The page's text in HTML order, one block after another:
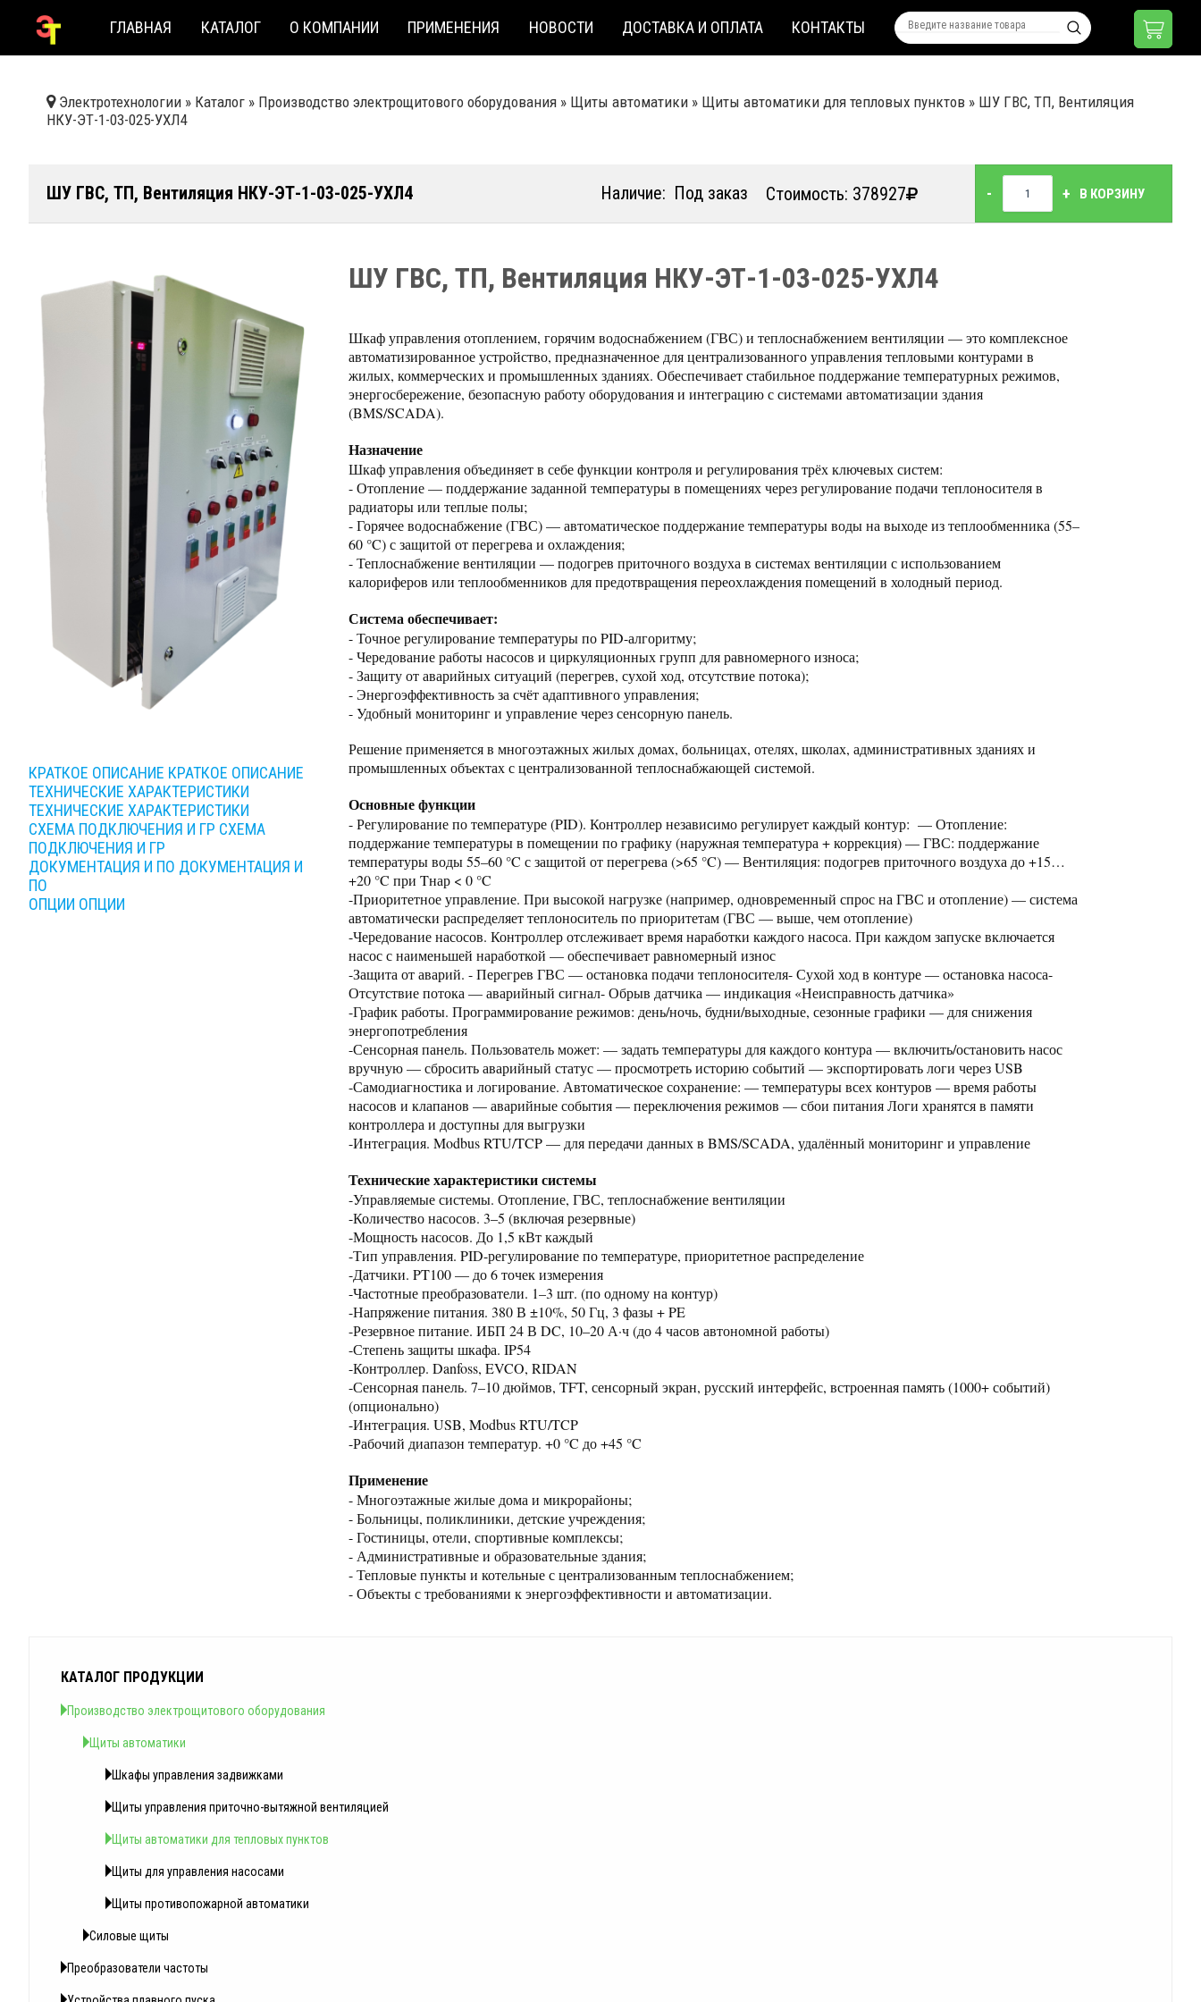
ГЛАВНАЯ КАТАЛОГ О КОМПАНИИ ПРИМЕНЕНИЯ НОВОСТИ ДОСТАВКА И ОПЛАТА КОНТАКТЫ
Электротехнологии » Каталог » Производство электрощитового оборудования » Щиты автоматики » Щиты автоматики для тепловых пунктов » ШУ ГВС, ТП, Вентиляция
НКУ-ЭТ-1-03-025-УХЛ4
ШУ ГВС, ТП, Вентиляция НКУ-ЭТ-1-03-025-УХЛ4 Наличие: Под заказ Стоимость: 378927 - + В КОРЗИНУ
КРАТКОЕ ОПИСАНИЕ КРАТКОЕ ОПИСАНИЕ
ТЕХНИЧЕСКИЕ ХАРАКТЕРИСТИКИ
ТЕХНИЧЕСКИЕ ХАРАКТЕРИСТИКИ
СХЕМА ПОДКЛЮЧЕНИЯ И ГР СХЕМА
ПОДКЛЮЧЕНИЯ И ГР
ДОКУМЕНТАЦИЯ И ПО ДОКУМЕНТАЦИЯ И
ПО
ОПЦИИ ОПЦИИ
ШУ ГВС, ТП, Вентиляция НКУ-ЭТ-1-03-025-УХЛ4
Шкаф управления отоплением, горячим водоснабжением (ГВС) и теплоснабжением вентиляции — это комплексное
автоматизированное устройство, предназначенное для централизованного управления тепловыми контурами в
жилых, коммерческих и промышленных зданиях. Обеспечивает стабильное поддержание температурных режимов,
энергосбережение, безопасную работу оборудования и интеграцию с системами автоматизации здания
(BMS/SCADA).
Назначение
Шкаф управления объединяет в себе функции контроля и регулирования трёх ключевых систем:
- Отопление — поддержание заданной температуры в помещениях через регулирование подачи теплоносителя в
радиаторы или теплые полы;
- Горячее водоснабжение (ГВС) — автоматическое поддержание температуры воды на выходе из теплообменника (55–
60 °C) с защитой от перегрева и охлаждения;
- Теплоснабжение вентиляции — подогрев приточного воздуха в системах вентиляции с использованием
калориферов или теплообменников для предотвращения переохлаждения помещений в холодный период.
Система обеспечивает:
- Точное регулирование температуры по PID-алгоритму;
- Чередование работы насосов и циркуляционных групп для равномерного износа;
- Защиту от аварийных ситуаций (перегрев, сухой ход, отсутствие потока);
- Энергоэффективность за счёт адаптивного управления;
- Удобный мониторинг и управление через сенсорную панель.
Решение применяется в многоэтажных жилых домах, больницах, отелях, школах, административных зданиях и
промышленных объектах с централизованной теплоснабжающей системой.
Основные функции
- Регулирование по температуре (PID). Контроллер независимо регулирует каждый контур: — Отопление:
поддержание температуры в помещении по графику (наружная температура + коррекция) — ГВС: поддержание
температуры воды 55–60 °C с защитой от перегрева (>65 °C) — Вентиляция: подогрев приточного воздуха до +15…
+20 °C при Tнар < 0 °C
-Приоритетное управление. При высокой нагрузке (например, одновременный спрос на ГВС и отопление) — система
автоматически распределяет теплоноситель по приоритетам (ГВС — выше, чем отопление)
-Чередование насосов. Контроллер отслеживает время наработки каждого насоса. При каждом запуске включается
насос с наименьшей наработкой — обеспечивает равномерный износ
-Защита от аварий. - Перегрев ГВС — остановка подачи теплоносителя- Сухой ход в контуре — остановка насоса-
Отсутствие потока — аварийный сигнал- Обрыв датчика — индикация «Неисправность датчика»
-График работы. Программирование режимов: день/ночь, будни/выходные, сезонные графики — для снижения
энергопотребления
-Сенсорная панель. Пользователь может: — задать температуры для каждого контура — включить/остановить насос
вручную — сбросить аварийный статус — просмотреть историю событий — экспортировать логи через USB
-Самодиагностика и логирование. Автоматическое сохранение: — температуры всех контуров — время работы
насосов и клапанов — аварийные события — переключения режимов — сбои питания Логи хранятся в памяти
контроллера и доступны для выгрузки
-Интеграция. Modbus RTU/TCP — для передачи данных в BMS/SCADA, удалённый мониторинг и управление
Технические характеристики системы
-Управляемые системы. Отопление, ГВС, теплоснабжение вентиляции
-Количество насосов. 3–5 (включая резервные)
-Мощность насосов. До 1,5 кВт каждый
-Тип управления. PID-регулирование по температуре, приоритетное распределение
-Датчики. PT100 — до 6 точек измерения
-Частотные преобразователи. 1–3 шт. (по одному на контур)
-Напряжение питания. 380 В ±10%, 50 Гц, 3 фазы + PE
-Резервное питание. ИБП 24 В DC, 10–20 А·ч (до 4 часов автономной работы)
-Степень защиты шкафа. IP54
-Контроллер. Danfoss, EVCO, RIDAN
-Сенсорная панель. 7–10 дюймов, TFT, сенсорный экран, русский интерфейс, встроенная память (1000+ событий)
(опционально)
-Интеграция. USB, Modbus RTU/TCP
-Рабочий диапазон температур. +0 °C до +45 °C
Применение
- Многоэтажные жилые дома и микрорайоны;
- Больницы, поликлиники, детские учреждения;
- Гостиницы, отели, спортивные комплексы;
- Административные и образовательные здания;
- Тепловые пункты и котельные с централизованным теплоснабжением;
- Объекты с требованиями к энергоэффективности и автоматизации.
КАТАЛОГ ПРОДУКЦИИ
Производство электрощитового оборудования
Щиты автоматики
Шкафы управления задвижками
Щиты управления приточно-вытяжной вентиляцией
Щиты автоматики для тепловых пунктов
Щиты для управления насосами
Щиты противопожарной автоматики
Силовые щиты
Преобразователи частоты